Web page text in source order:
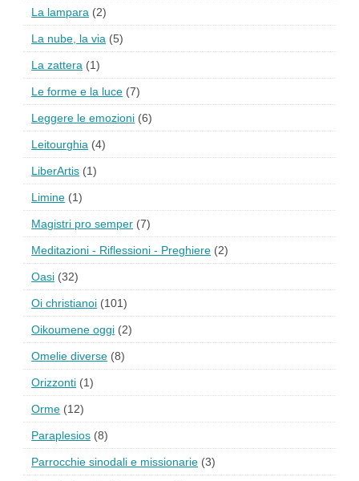
La lampara (2)
La nube, la via (5)
La zattera (1)
Le forme e la luce (7)
Leggere le emozioni (6)
Leitourghia (4)
LiberArtis (1)
Limine (1)
Magistri pro semper (7)
Meditazioni - Riflessioni - Preghiere (2)
Oasi (32)
Oi christianoi (101)
Oikoumene oggi (2)
Omelie diverse (8)
Orizzonti (1)
Orme (12)
Paraplesios (8)
Parrocchie sinodali e missionarie (3)